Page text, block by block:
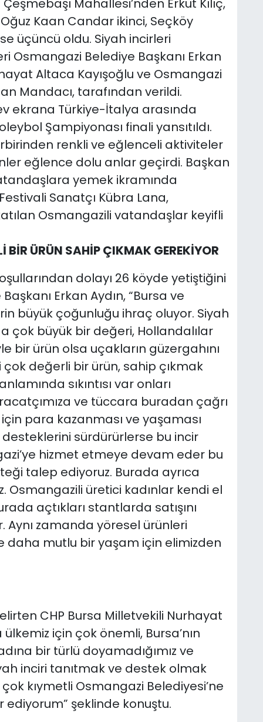
Mahallesi’nden Erkut Kılıç,
Kaan Candar ikinci, Seçköy
üçüncü oldu. Siyah incirleri
Osmangazi Belediye Başkanı Erkan
Altaca Kayışoğlu ve Osmangazi
Mandacı, tarafından verildi.
ekrana Türkiye-İtalya arasında
Şampiyonası finali yansıtıldı.
renkli ve eğlenceli aktiviteler
eğlence dolu anlar geçirdi. Başkan
yemek ikramında
Sanatçı Kübra Lana,
Osmangazili vatandaşlar keyifli
BİR ÜRÜN SAHİP ÇIKMAK GEREKİYOR
dolayı 26 köyde yetiştiğini
Erkan Aydın, “Bursa ve
büyük çoğunluğu ihraç oluyor. Siyah
çok büyük bir değeri, Hollandalılar
bir ürün olsa uçakların güzergahını
değerli bir ürün, sahip çıkmak
sıkıntısı var onları
ve tüccara buradan çağrı
para kazanması ve yaşaması
sürdürürlerse bu incir
hizmet etmeye devam eder bu
talep ediyoruz. Burada ayrıca
Osmangazili üretici kadınlar kendi el
açtıkları stantlarda satışını
zamanda yöresel ürünleri
daha mutlu bir yaşam için elimizden
CHP Bursa Milletvekili Nurhayat
için çok önemli, Bursa’nın
bir türlü doyamadığımız ve
inciri tanıtmak ve destek olmak
kıymetli Osmangazi Belediyesi’ne
şeklinde konuştu.